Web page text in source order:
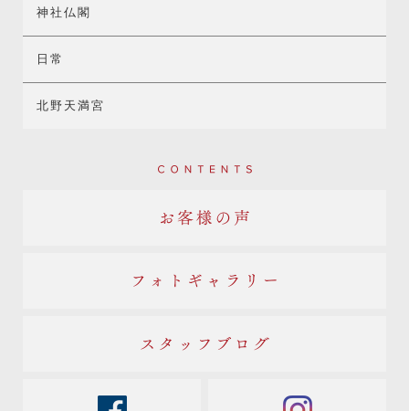
神社仏閣
日常
北野天満宮
Contents
お客様の声
フォトギャラリー
スタッフブログ
instagram